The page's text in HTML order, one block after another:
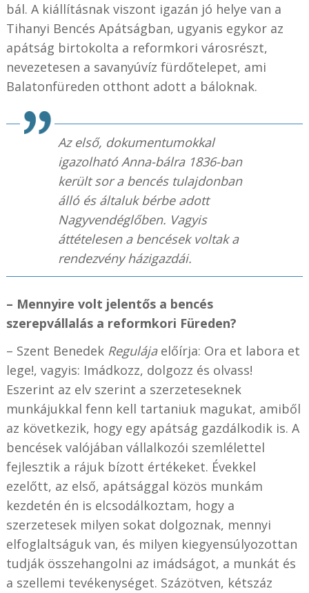
bál. A kiállításnak viszont igazán jó helye van a
Tihanyi Bencés Apátságban, ugyanis egykor az
apátság birtokolta a reformkori városrészt,
nevezetesen a savanyúvíz fürdőtelepet, ami
Balatonfüreden otthont adott a báloknak.
Az első, dokumentumokkal
igazolható Anna-bálra 1836-ban
került sor a bencés tulajdonban
álló és általuk bérbe adott
Nagyvendéglőben. Vagyis
áttételesen a bencések voltak a
rendezvény házigazdái.
– Mennyire volt jelentős a bencés
szerepvállalás a reformkori Füreden?
– Szent BenedekRegulájaelőírja: Ora et labora et
lege!, vagyis: Imádkozz, dolgozz és olvass!
Eszerint az elv szerint a szerzeteseknek
munkájukkal fenn kell tartaniuk magukat, amiből
az következik, hogy egy apátság gazdálkodik is. A
bencések valójában vállalkozói szemlélettel
fejlesztik a rájuk bízott értékeket. Évekkel
ezelőtt, az első, apátsággal közös munkám
kezdetén én is elcsodálkoztam, hogy a
szerzetesek milyen sokat dolgoznak, mennyi
elfoglaltságuk van, és milyen kiegyensúlyozottan
tudják összehangolni az imádságot, a munkát és
a szellemi tevékenységet. Százötven, kétszáz